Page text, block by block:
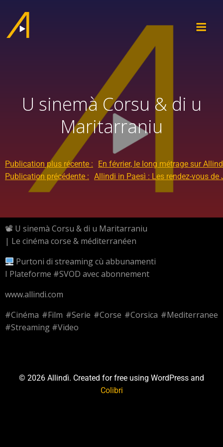
U sinemà Corsu & di u
Maritarraniu
Publication plus récente :
En février, le long métrage sur
Publication précédente : Allindi in Paesì : Les rendez-vous de
📽 U sinemà Corsu & di u Maritarraniu
| Le cinéma corse & méditerranéen
Purtoni di streaming cù abbunamenti
I Plateforme #SVOD avec abonnement
www.allindi.com
#Cinéma #Film #Serie #Corse #Corsica #Mediterranee
#Streaming #Video
© 2026 Allindì. Created for free using WordPress and
Colibri